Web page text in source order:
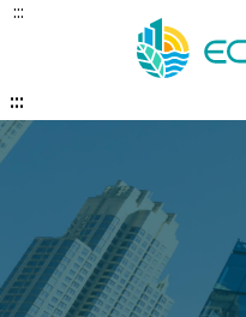
跳
內
容
:::
:::